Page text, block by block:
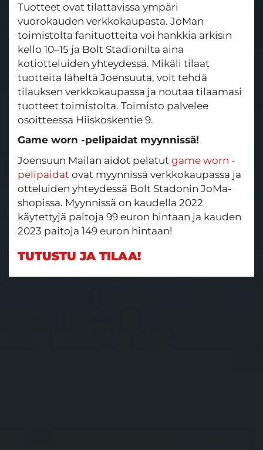
Tuotteet ovat tilattavissa ympäri
vuorokauden verkkokaupasta. JoMan
toimistolta fanituotteita voi hankkia arkisin
kello 10–15 ja Bolt Stadionilta aina
kotiotteluiden yhteydessä. Mikäli tilaat
tuotteita läheltä Joensuuta, voit tehdä
tilauksen verkkokaupassa ja noutaa tilaamasi
tuotteet toimistolta. Toimisto palvelee
osoitteessa Hiiskoskentie 9.
Game worn -pelipaidat myynnissä!
Joensuun Mailan aidot pelatut game worn -
pelipaidat ovat myynnissä verkkokaupassa ja
otteluiden yhteydessä Bolt Stadonin JoMa-
shopissa. Myynnissä on kaudella 2022
käytettyjä paitoja 99 euron hintaan ja kauden
2023 paitoja 149 euron hintaan!
TUTUSTU JA TILAA!